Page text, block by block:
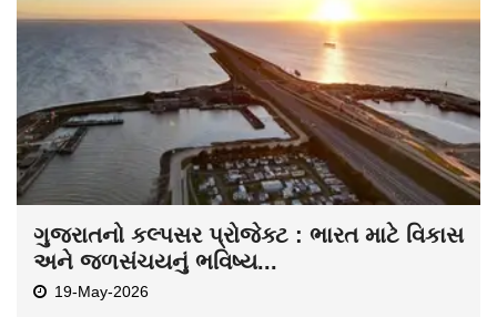
ગુજરાતનો કલ્પસર પ્રોજેક્ટ : ભારત માટે વિકાસ
અને જળસંચયનું ભવિષ્ય...
19-May-2026